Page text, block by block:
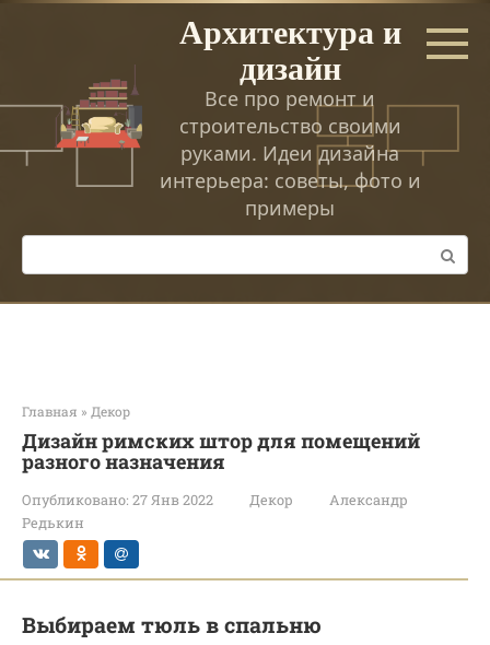
Перейти
Архитектура и
дизайн
Все про ремонт и
строительство своими
руками. Идеи дизайна
интерьера: советы, фото и
примеры
Поиск:
Главная » Декор
Дизайн римских штор для помещений
разного назначения
Опубликовано: 27 Янв 2022 Декор
Александр
Редькин
Выбираем тюль в спальню